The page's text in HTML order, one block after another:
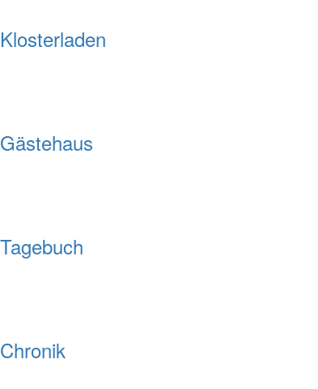
Klosterladen
Gästehaus
Tagebuch
Chronik